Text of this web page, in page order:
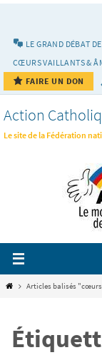
LE GRAND DÉBAT
CŒURS VAILLANTS &
FAIRE UN DON
Action
Le site de la Fédération
HomeArticles balisés